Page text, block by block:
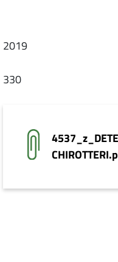
2019
330